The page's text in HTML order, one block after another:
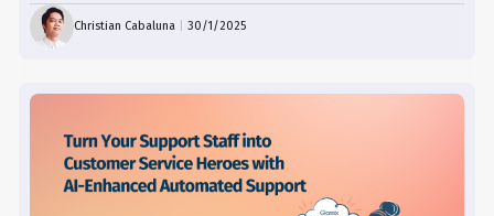
Christian Cabaluna |30/1/2025